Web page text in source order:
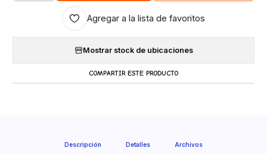
Agregar a la lista de favoritos
Mostrar stock de ubicaciones
COMPARTIR ESTE PRODUCTO
Descripción Detalles Archivos